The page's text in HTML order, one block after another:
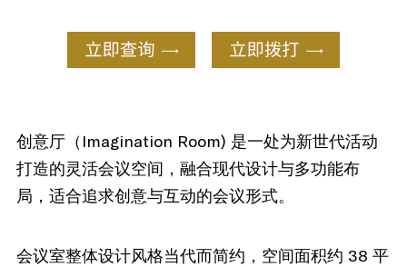
创意厅（Imagination Room) 是一处为新世代活动
打造的灵活会议空间，融合现代设计与多功能布
局，适合追求创意与互动的会议形式。
会议室整体设计风格当代而简约，空间面积约 38 平